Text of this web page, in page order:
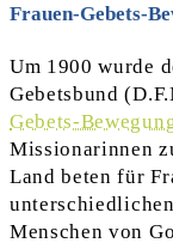
Frauen-Gebets-
Um 1900 wurde
Gebetsbund
Gebets-
Missionarinnen
Land beten für
Menschen von